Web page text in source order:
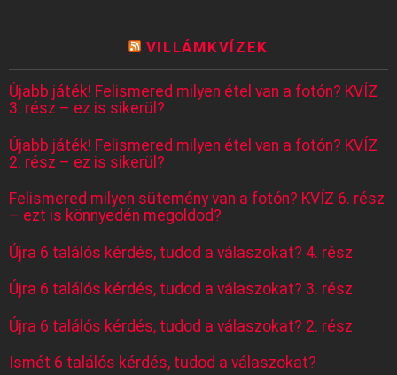
VILLÁMKVÍZEK
Újabb játék! Felismered milyen étel van a fotón? KVÍZ
3. rész – ez is sikerül?
Újabb játék! Felismered milyen étel van a fotón? KVÍZ
2. rész – ez is sikerül?
Felismered milyen sütemény van a fotón? KVÍZ 6. rész
– ezt is könnyedén megoldod?
Újra 6 találós kérdés, tudod a válaszokat? 4. rész
Újra 6 találós kérdés, tudod a válaszokat? 3. rész
Újra 6 találós kérdés, tudod a válaszokat? 2. rész
Ismét 6 találós kérdés, tudod a válaszokat?